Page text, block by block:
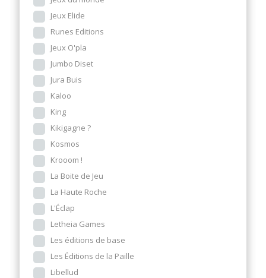
Jeux Elide
Runes Editions
Jeux O'pla
Jumbo Diset
Jura Buis
Kaloo
King
Kikigagne ?
Kosmos
Krooom !
La Boite de Jeu
La Haute Roche
L'Éclap
Letheia Games
Les éditions de base
Les Éditions de la Paille
Libellud